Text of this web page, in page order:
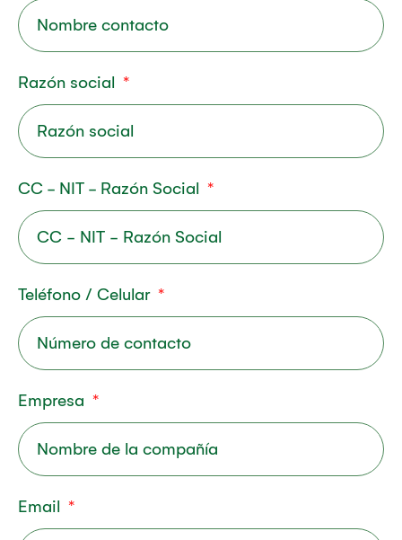
Razón social
CC - NIT - Razón Social
Teléfono / Celular
Empresa
Email